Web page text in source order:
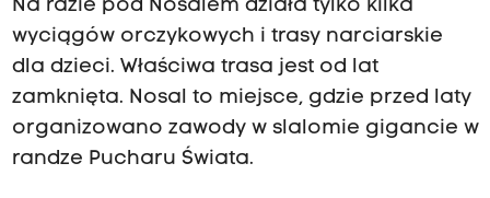
Na razie pod Nosalem działa tylko kilka
wyciągów orczykowych i trasy narciarskie
dla dzieci. Właściwa trasa jest od lat
zamknięta. Nosal to miejsce, gdzie przed laty
organizowano zawody w slalomie gigancie w
randze Pucharu Świata.